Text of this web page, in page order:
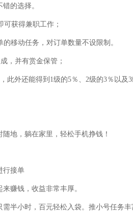
的选择。
获得兼职工作；
移动任务，对订单数量不设限制。
，并有赏金保管；
此外还能得到1级的5％、2级的3％以及3
地，躺在家里，轻松手机挣钱！
行接单
赚钱，收益非常丰厚。
半小时，百元轻松入袋。推小号任务